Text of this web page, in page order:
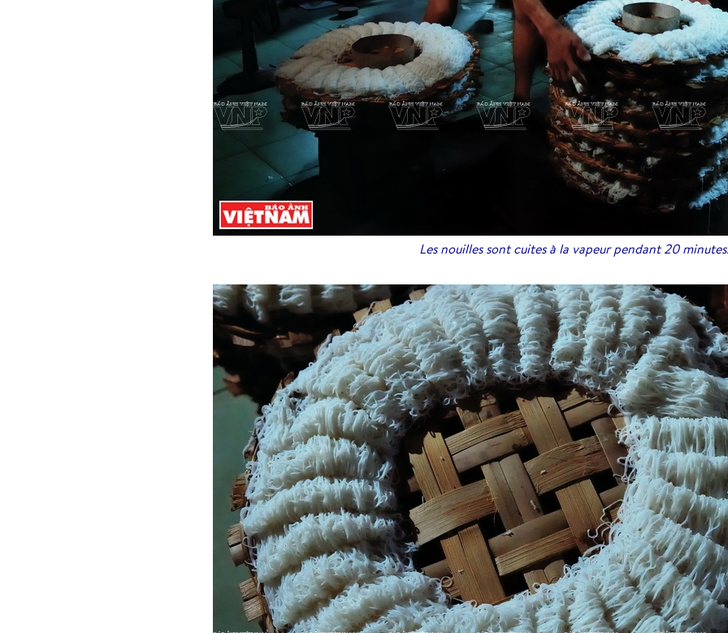
Les nouilles sont cuites à la vapeur pendant 20 minutes